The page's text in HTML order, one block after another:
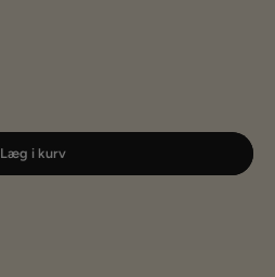
Læg i kurv